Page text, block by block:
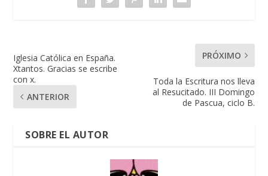
Iglesia Católica en España.
Xtantos. Gracias se escribe
con x.
ANTERIOR
PRÓXIMO
Toda la Escritura nos lleva
al Resucitado. III Domingo
de Pascua, ciclo B.
SOBRE EL AUTOR